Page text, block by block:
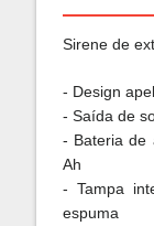
Sirene de
- Design
- Saída de
- Bateria de
Ah
- Tampa
espuma